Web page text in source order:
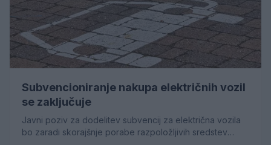
Subvencioniranje nakupa električnih vozil
se zaključuje
Javni poziv za dodelitev subvencij za električna vozila
bo zaradi skorajšnje porabe razpoložljivih sredstev